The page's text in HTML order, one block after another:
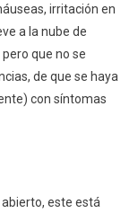
irritación en
a la nube de
que no se
de que se haya
con síntomas
este está